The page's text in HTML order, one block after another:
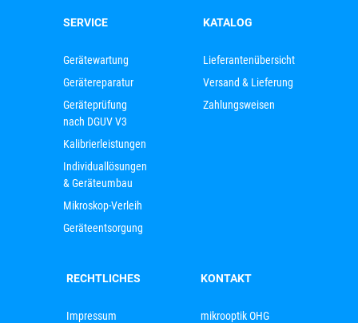
SERVICE
Gerätewartung
Gerätereparatur
Geräteprüfung
nach DGUV V3
Kalibrierleistungen
Individuallösungen
& Geräteumbau
Mikroskop-Verleih
Geräteentsorgung
KATALOG
Lieferantenübersicht
Versand & Lieferung
Zahlungsweisen
RECHTLICHES
Impressum
KONTAKT
mikrooptik OHG